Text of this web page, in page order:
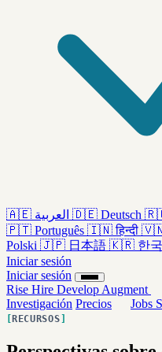
🇦🇪 العربية 🇩🇪 Deutsch
🇵🇹 Português 🇮🇳 हिन्दी
Polski 🇯🇵 日本語 🇰🇷 한
Iniciar sesión
Iniciar sesión
Rise Hire Develop Augment
Investigación Precios Jobs
RECURSOS